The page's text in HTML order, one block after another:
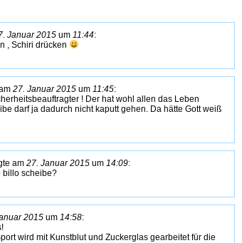
Januar 2015 um 11:44:
, Schiri drücken
27. Januar 2015 um 11:45:
! Der hat wohl allen das Leben
darf ja dadurch nicht kaputt gehen. Da hätte Gott weiß
am 27. Januar 2015 um 14:09:
billo scheibe?
2015 um 14:58:
wird mit Kunstblut und Zuckerglas gearbeitet für die